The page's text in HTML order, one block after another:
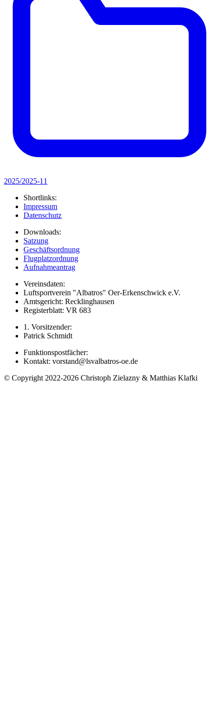
2025/2025-11
Shortlinks:
Impressum
Datenschutz
Downloads:
Satzung
Geschäftsordnung
Flugplatzordnung
Aufnahmeantrag
Vereinsdaten:
Luftsportverein "Albatros" Oer-Erkenschwick e.V.
Amtsgericht: Recklinghausen
Registerblatt: VR 683
1. Vorsitzender:
Patrick Schmidt
Funktionspostfächer:
Kontakt: vorstand@lsvalbatros-oe.de
© Copyright 2022-2026 Christoph Zielazny & Matthias Klafki